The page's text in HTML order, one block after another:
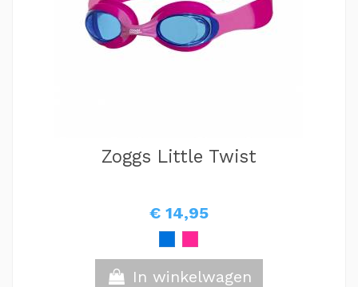
Zoggs Little Twist
€ 14,95
In winkelwagen